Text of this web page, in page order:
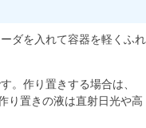
ダを入れて容器を軽くふれ
。作り置きする場合は、
り置きの液は直射日光や高